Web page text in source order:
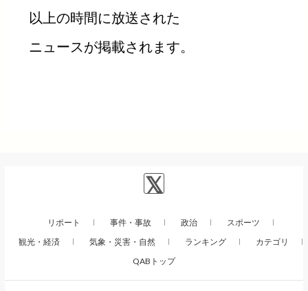
以上の時間に放送された
ニュースが掲載されます。
リポート 事件・事故 政治
スポーツ
観光・経済
気象・災害・自然 ランキング
カテゴリ
QABトップ